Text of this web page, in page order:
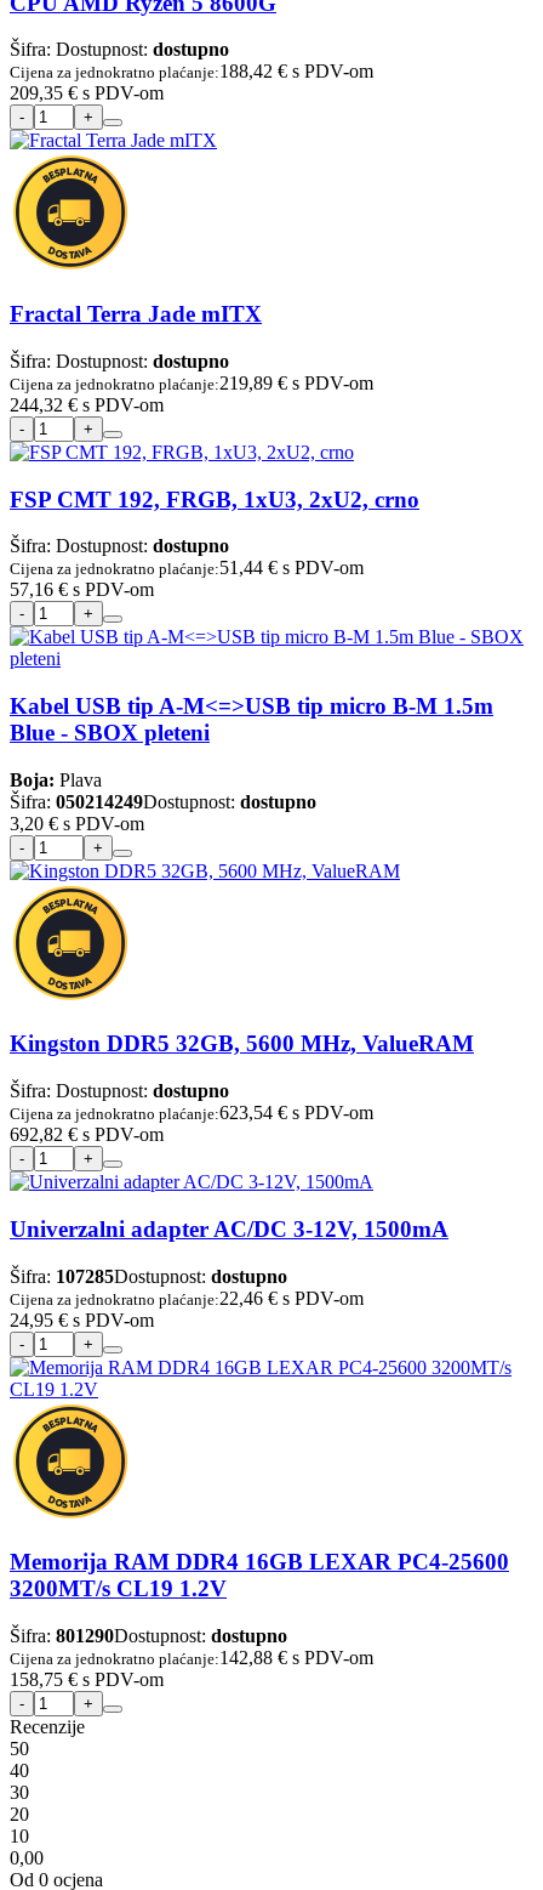
Šifra: Dostupnost: dostupno
Cijena za jednokratno plaćanje:188,42 € s PDV-om
209,35 € s PDV-om
Fractal Terra Jade mITX
Šifra: Dostupnost: dostupno
Cijena za jednokratno plaćanje:219,89 € s PDV-om
244,32 € s PDV-om
FSP CMT 192, FRGB, 1xU3, 2xU2, crno
Šifra: Dostupnost: dostupno
Cijena za jednokratno plaćanje:51,44 € s PDV-om
57,16 € s PDV-om
Kabel USB tip A-M<=>USB tip micro B-M 1.5m
Blue - SBOX pleteni
Boja: Plava
Šifra: 050214249Dostupnost: dostupno
3,20 € s PDV-om
Kingston DDR5 32GB, 5600 MHz, ValueRAM
Šifra: Dostupnost: dostupno
Cijena za jednokratno plaćanje:623,54 € s PDV-om
692,82 € s PDV-om
Univerzalni adapter AC/DC 3-12V, 1500mA
Šifra: 107285Dostupnost: dostupno
Cijena za jednokratno plaćanje:22,46 € s PDV-om
24,95 € s PDV-om
Memorija RAM DDR4 16GB LEXAR PC4-25600
3200MT/s CL19 1.2V
Šifra: 801290Dostupnost: dostupno
Cijena za jednokratno plaćanje:142,88 € s PDV-om
158,75 € s PDV-om
Recenzije
50
40
30
20
10
0,00
Od 0 ocjena